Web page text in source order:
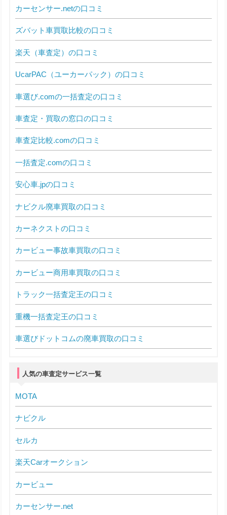
カーセンサー.netの口コミ
ズバット車買取比較の口コミ
楽天（車査定）の口コミ
UcarPAC（ユーカーパック）の口コミ
車選び.comの一括査定の口コミ
車査定・買取の窓口の口コミ
車査定比較.comの口コミ
一括査定.comの口コミ
安心車.jpの口コミ
ナビクル廃車買取の口コミ
カーネクストの口コミ
カービュー事故車買取の口コミ
カービュー商用車買取の口コミ
トラック一括査定王の口コミ
重機一括査定王の口コミ
車選びドットコムの廃車買取の口コミ
人気の車査定サービス一覧
MOTA
ナビクル
セルカ
楽天Carオークション
カービュー
カーセンサー.net